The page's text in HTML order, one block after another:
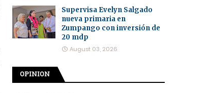
Supervisa Evelyn Salgado
nueva primaria en
Zumpango con inversión de
20 mdp
August 03, 2026
OPINION